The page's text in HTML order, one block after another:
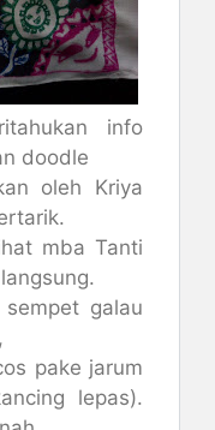
info
doodle
oleh Kriya
mba Tanti
galau
pake jarum
lepas).